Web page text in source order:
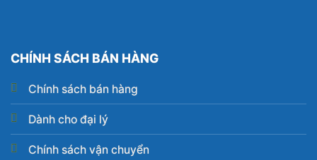
CHÍNH SÁCH BÁN HÀNG
Chính sách bán hàng
Dành cho đại lý
Chính sách vận chuyển